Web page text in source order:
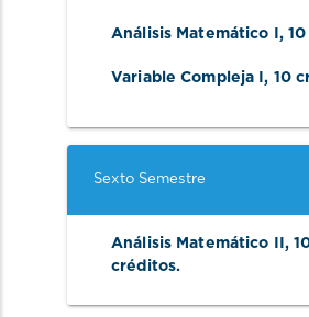
Variable Compleja I, 10
Sexto Semestre
Análisis Matemático II,
créditos.